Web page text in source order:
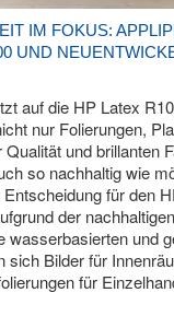
IM FOKUS:
UND
auf die HP Latex
nur Folierungen,
und brillanten
so nachhaltig wie
für den
der
wasserbasierten und
sich Bilder für
für